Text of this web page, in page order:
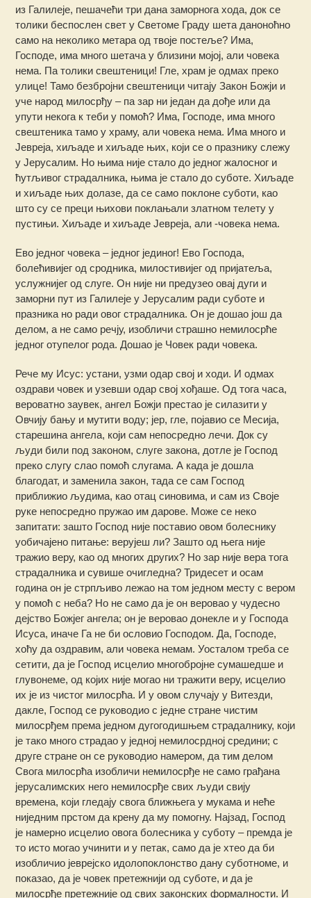
из Галилеје, пешачећи три дана заморнога хода, док се
толики беспослен свет у Светоме Граду шета даноноћно
само на неколико метара од твоје постеље? Има,
Господе, има много шетача у близини мојој, али човека
нема. Па толики свештеници! Гле, храм је одмах преко
улице! Тамо безбројни свештеници читају Закон Божји и
уче народ милосрђу – па зар ни један да дође или да
упути некога к теби у помоћ? Има, Господе, има много
свештеника тамо у храму, али човека нема. Има много и
Јевреја, хиљаде и хиљаде њих, који се о празнику слежу
у Јерусалим. Но њима није стало до једног жалосног и
ћутљивог страдалника, њима је стало до суботе. Хиљаде
и хиљаде њих долазе, да се само поклоне суботи, као
што су се преци њихови поклањали златном телету у
пустињи. Хиљаде и хиљаде Јевреја, али -човека нема.
Ево једног човека – једног јединог! Ево Господа,
болећивијег од сродника, милостивијег од пријатеља,
услужнијег од слуге. Он није ни предузео овај дуги и
заморни пут из Галилеје у Јерусалим ради суботе и
празника но ради овог страдалника. Он је дошао још да
делом, а не само речју, изобличи страшно немилосрће
једног отупелог рода. Дошао је Човек ради човека.
Рече му Исус: устани, узми одар свој и ходи. И одмах
оздрави човек и узевши одар свој хођаше. Од тога часа,
вероватно заувек, ангел Божји престао је силазити у
Овчију бању и мутити воду; јер, гле, појавио се Месија,
старешина ангела, који сам непосредно лечи. Док су
људи били под законом, слуге закона, дотле је Господ
преко слугу слао помоћ слугама. А када је дошла
благодат, и заменила закон, тада се сам Господ
приближио људима, као отац синовима, и сам из Своје
руке непосредно пружао им дарове. Може се неко
запитати: зашто Господ није поставио овом болеснику
уобичајено питање: верујеш ли? Зашто од њега није
тражио веру, као од многих других? Но зар није вера тога
страдалника и сувише очигледна? Тридесет и осам
година он је стрпљиво лежао на том једном месту с вером
у помоћ с неба? Но не само да је он веровао у чудесно
дејство Божјег ангела; он је веровао донекле и у Господа
Исуса, иначе Га не би ословио Господом. Да, Господе,
хоћу да оздравим, али човека немам. Уосталом треба се
сетити, да је Господ исцелио многобројне сумашедше и
глувонеме, од којих није могао ни тражити веру, исцелио
их је из чистог милосрћа. И у овом случају у Витезди,
дакле, Господ се руководио с једне стране чистим
милосрђем према једном дугогодишњем страдалнику, који
је тако много страдао у једној немилосрдној средини; с
друге стране он се руководио намером, да тим делом
Свога милосрћа изобличи немилосрђе не само грађана
јерусалимских него немилосрђе свих људи свију
времена, који гледају свога ближњега у мукама и неће
ниједним прстом да крену да му помогну. Најзад, Господ
је намерно исцелио овога болесника у суботу – премда је
то исто могао учинити и у петак, само да је хтео да би
изобличио јеврејско идолопоклонство дану суботноме, и
показао, да је човек претежнији од суботе, и да је
милосрђе претежније од свих законских формалности. И